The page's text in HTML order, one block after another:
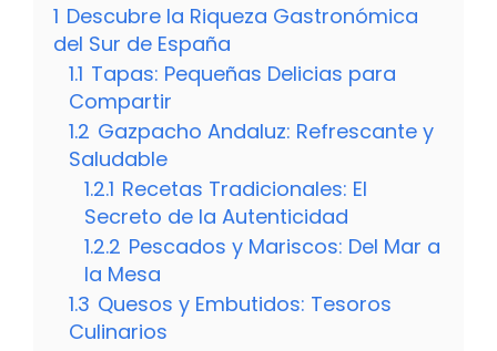
1 Descubre la Riqueza Gastronómica
del Sur de España
1.1 Tapas: Pequeñas Delicias para
Compartir
1.2 Gazpacho Andaluz: Refrescante y
Saludable
1.2.1 Recetas Tradicionales: El
Secreto de la Autenticidad
1.2.2 Pescados y Mariscos: Del Mar a
la Mesa
1.3 Quesos y Embutidos: Tesoros
Culinarios